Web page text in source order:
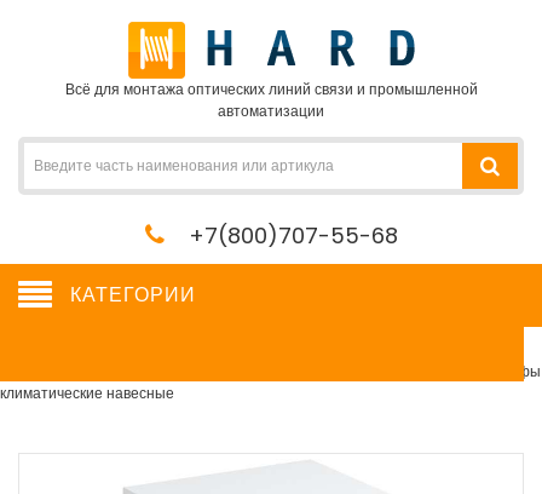
Всё для монтажа оптических линий связи и промышленной
автоматизации
+7(800)707-55-68
КАТЕГОРИИ
Шкафы
климатические навесные